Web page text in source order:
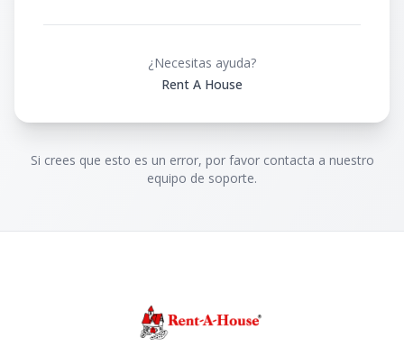
¿Necesitas ayuda?
Rent A House
Si crees que esto es un error, por favor contacta a nuestro
equipo de soporte.